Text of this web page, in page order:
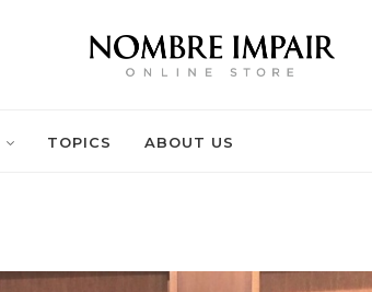
TOPICS ABOUT US